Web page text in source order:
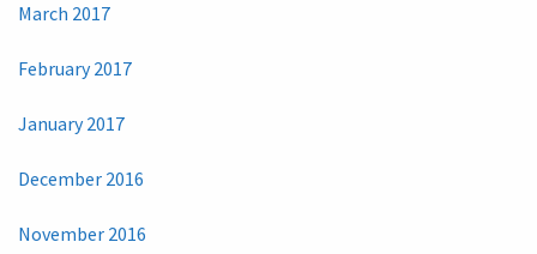
March 2017
February 2017
January 2017
December 2016
November 2016